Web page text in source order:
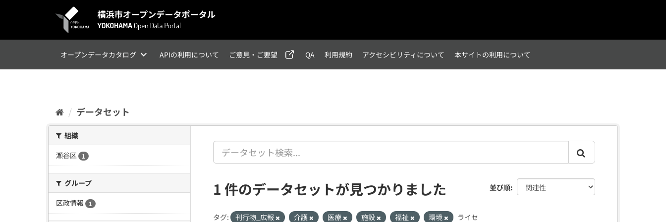
オープンデータカタログ APIの利用について ご意見・ご要望 QA 利用規約 アクセシビリティについて 本サイトの利用について
データセット
組織
瀬谷区
1
グループ
区政情報
1
並び順
1 件のデータセットが見つかりました
タグ: 刊行物_広報 介護 医療 施設 福祉 環境 ライセ